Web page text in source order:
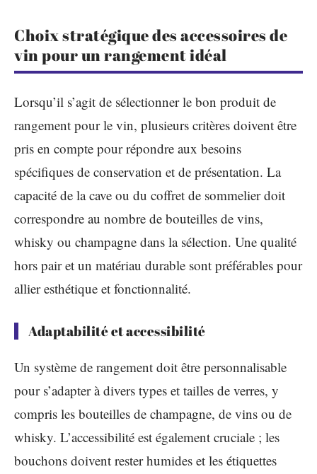
Choix stratégique des accessoires de
vin pour un rangement idéal
Lorsqu’il s’agit de sélectionner le bon produit de
rangement pour le vin, plusieurs critères doivent être
pris en compte pour répondre aux besoins
spécifiques de conservation et de présentation. La
capacité de la cave ou du coffret de sommelier doit
correspondre au nombre de bouteilles de vins,
whisky ou champagne dans la sélection. Une qualité
hors pair et un matériau durable sont préférables pour
allier esthétique et fonctionnalité.
Adaptabilité et accessibilité
Un système de rangement doit être personnalisable
pour s’adapter à divers types et tailles de verres, y
compris les bouteilles de champagne, de vins ou de
whisky. L’accessibilité est également cruciale ; les
bouchons doivent rester humides et les étiquettes